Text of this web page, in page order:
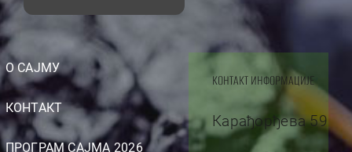
О САЈМУ
КОНТАКТ
ПРОГРАМ САЈМА 2026
КОНТАКТ ИНФОРМАЦИЈЕ
Карађорђева 59